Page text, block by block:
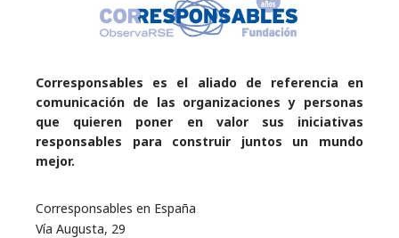
Corresponsables es el aliado de referencia en
comunicación de las organizaciones y personas
que quieren poner en valor sus iniciativas
responsables para construir juntos un mundo
mejor.
Corresponsables en España
Vía Augusta, 29